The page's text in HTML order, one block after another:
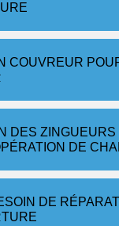
COUVREUR
DES
DE
DE